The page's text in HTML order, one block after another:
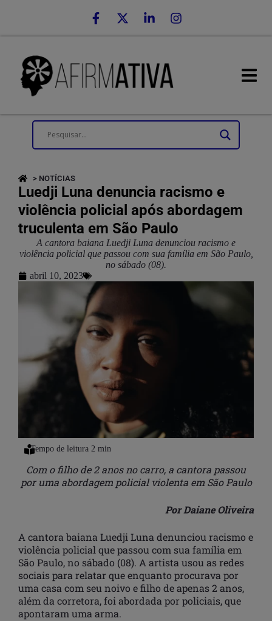
> NOTÍCIAS
Luedji Luna denuncia racismo e
violência policial após abordagem
truculenta em São Paulo
A cantora baiana Luedji Luna denunciou racismo e
violência policial que passou com sua família em São Paulo,
no sábado (08).
abril 10, 2023
Com o filho de 2 anos no carro, a cantora passou
por uma abordagem policial violenta em São Paulo
Por Daiane Oliveira
A cantora baiana Luedji Luna denunciou racismo e
violência policial que passou com sua família em
São Paulo, no sábado (08). A artista usou as redes
sociais para relatar que enquanto procurava por
uma casa com seu noivo e filho de apenas 2 anos,
além da corretora, foi abordada por policiais, que
apontaram uma arma.